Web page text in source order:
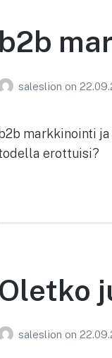
b2b
saleslion on
b2b markkinointi
erottuisi?
Oletko
saleslion on